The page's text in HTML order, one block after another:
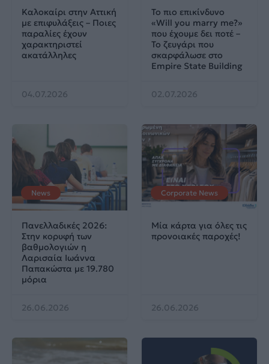
Καλοκαίρι στην Αττική
με επιφυλάξεις – Ποιες
παραλίες έχουν
χαρακτηριστεί
ακατάλληλες
04.07.2026
Το πιο επικίνδυνο
«Will you marry me?»
που έχουμε δει ποτέ –
Το ζευγάρι που
σκαρφάλωσε στο
Empire State Building
02.07.2026
News
Πανελλαδικές 2026:
Στην κορυφή των
βαθμολογιών η
Λαρισαία Ιωάννα
Παπακώστα με 19.780
μόρια
26.06.2026
Corporate News
Μία κάρτα για όλες τις
προνοιακές παροχές!
26.06.2026